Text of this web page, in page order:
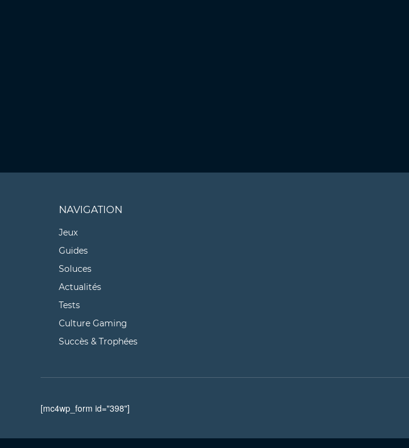
NAVIGATION
Jeux
Guides
Soluces
Actualités
Tests
Culture Gaming
Succès & Trophées
[mc4wp_form id="398"]